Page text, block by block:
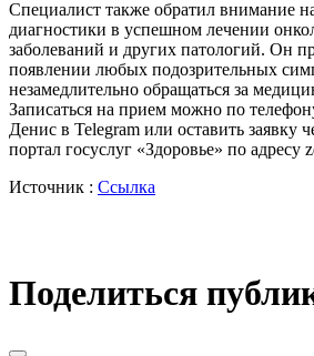
Специалист также обратил внимание
диагностики в успешном лечении
заболеваний и других патологий. Он
появлении любых подозрительных
незамедлительно обращаться за
Записаться на прием можно по
Денис в Telegram или оставить заявку
портал госуслуг «Здоровье» по адресу
Источник : Ссылка
Поделиться